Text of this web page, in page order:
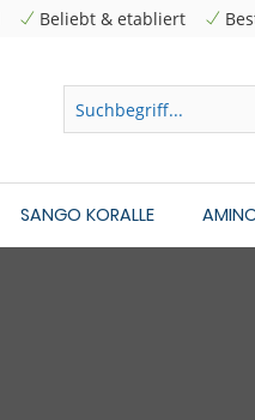
Beliebt & etabliert
SANGO KORALLE